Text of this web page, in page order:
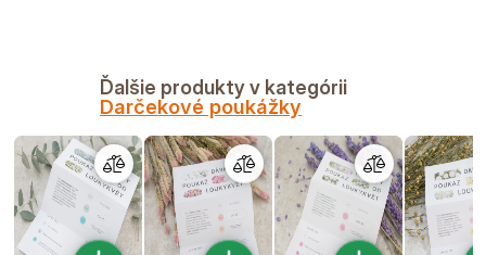
Ďalšie produkty v kategórii
Darčekové poukážky